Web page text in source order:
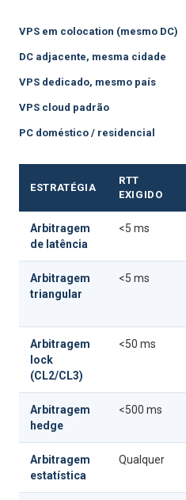
VPS em colocation (mesmo DC)
DC adjacente, mesma cidade
VPS dedicado, mesmo país
VPS cloud padrão
PC doméstico / residencial
ESTRATÉGIA
RTT
EXIGIDO
Arbitragem
de latência
<5 ms
Arbitragem
triangular
<5 ms
Arbitragem
lock
(CL2/CL3)
<50 ms
Arbitragem
hedge
<500 ms
Arbitragem
estatística
Qualquer